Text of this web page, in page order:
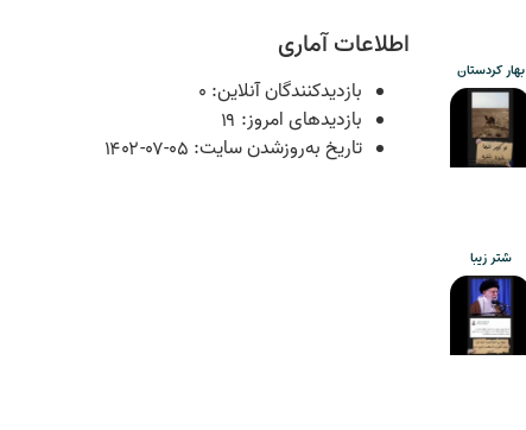
بهار کردستان
شتر زیبا
اطلاعات آماری
بازدیدکنندگان آنلاین: ۰
بازدیدهای امروز: ۱۹
تاریخ به‌روزشدن سایت: ۱۴۰۲-۰۷-۰۵